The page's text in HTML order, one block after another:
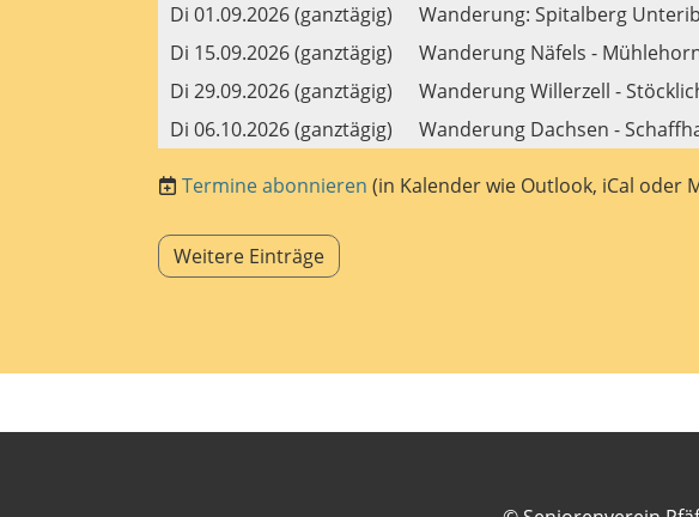
Di 01.09.2026 (ganztägig)
Wanderung: Spitalberg
Di 15.09.2026 (ganztägig)
Wanderung Näfels -
Di 29.09.2026 (ganztägig)
Wanderung Willerzell -
Di 06.10.2026 (ganztägig)
Wanderung Dachsen -
Termine abonnieren (in Kalender wie Outlook, iCal oder
Weitere Einträge